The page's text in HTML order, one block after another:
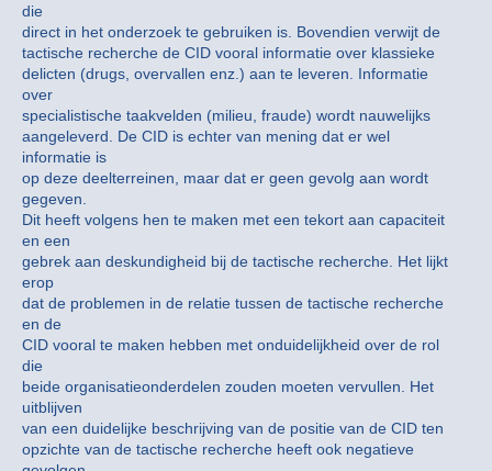
die
direct in het onderzoek te gebruiken is. Bovendien verwijt de
tactische recherche de CID vooral informatie over klassieke
delicten (drugs, overvallen enz.) aan te leveren. Informatie
over
specialistische taakvelden (milieu, fraude) wordt nauwelijks
aangeleverd. De CID is echter van mening dat er wel
informatie is
op deze deelterreinen, maar dat er geen gevolg aan wordt
gegeven.
Dit heeft volgens hen te maken met een tekort aan capaciteit
en een
gebrek aan deskundigheid bij de tactische recherche. Het lijkt
erop
dat de problemen in de relatie tussen de tactische recherche
en de
CID vooral te maken hebben met onduidelijkheid over de rol
die
beide organisatieonderdelen zouden moeten vervullen. Het
uitblijven
van een duidelijke beschrijving van de positie van de CID ten
opzichte van de tactische recherche heeft ook negatieve